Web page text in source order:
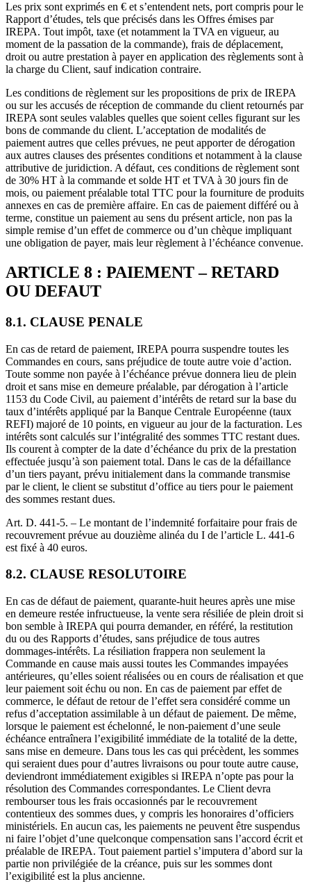
Les prix sont exprimés en € et s’entendent nets, port compris pour le
Rapport d’études, tels que précisés dans les Offres émises par
IREPA. Tout impôt, taxe (et notamment la TVA en vigueur, au
moment de la passation de la commande), frais de déplacement,
droit ou autre prestation à payer en application des règlements sont à
la charge du Client, sauf indication contraire.
Les conditions de règlement sur les propositions de prix de IREPA
ou sur les accusés de réception de commande du client retournés par
IREPA sont seules valables quelles que soient celles figurant sur les
bons de commande du client. L’acceptation de modalités de
paiement autres que celles prévues, ne peut apporter de dérogation
aux autres clauses des présentes conditions et notamment à la clause
attributive de juridiction. A défaut, ces conditions de règlement sont
de 30% HT à la commande et solde HT et TVA à 30 jours fin de
mois, ou paiement préalable total TTC pour la fourniture de produits
annexes en cas de première affaire. En cas de paiement différé ou à
terme, constitue un paiement au sens du présent article, non pas la
simple remise d’un effet de commerce ou d’un chèque impliquant
une obligation de payer, mais leur règlement à l’échéance convenue.
ARTICLE 8 : PAIEMENT – RETARD
OU DEFAUT
8.1. CLAUSE PENALE
En cas de retard de paiement, IREPA pourra suspendre toutes les
Commandes en cours, sans préjudice de toute autre voie d’action.
Toute somme non payée à l’échéance prévue donnera lieu de plein
droit et sans mise en demeure préalable, par dérogation à l’article
1153 du Code Civil, au paiement d’intérêts de retard sur la base du
taux d’intérêts appliqué par la Banque Centrale Européenne (taux
REFI) majoré de 10 points, en vigueur au jour de la facturation. Les
intérêts sont calculés sur l’intégralité des sommes TTC restant dues.
Ils courent à compter de la date d’échéance du prix de la prestation
effectuée jusqu’à son paiement total. Dans le cas de la défaillance
d’un tiers payant, prévu initialement dans la commande transmise
par le client, le client se substitut d’office au tiers pour le paiement
des sommes restant dues.
Art. D. 441-5. – Le montant de l’indemnité forfaitaire pour frais de
recouvrement prévue au douzième alinéa du I de l’article L. 441-6
est fixé à 40 euros.
8.2. CLAUSE RESOLUTOIRE
En cas de défaut de paiement, quarante-huit heures après une mise
en demeure restée infructueuse, la vente sera résiliée de plein droit si
bon semble à IREPA qui pourra demander, en référé, la restitution
du ou des Rapports d’études, sans préjudice de tous autres
dommages-intérêts. La résiliation frappera non seulement la
Commande en cause mais aussi toutes les Commandes impayées
antérieures, qu’elles soient réalisées ou en cours de réalisation et que
leur paiement soit échu ou non. En cas de paiement par effet de
commerce, le défaut de retour de l’effet sera considéré comme un
refus d’acceptation assimilable à un défaut de paiement. De même,
lorsque le paiement est échelonné, le non-paiement d’une seule
échéance entraînera l’exigibilité immédiate de la totalité de la dette,
sans mise en demeure. Dans tous les cas qui précèdent, les sommes
qui seraient dues pour d’autres livraisons ou pour toute autre cause,
deviendront immédiatement exigibles si IREPA n’opte pas pour la
résolution des Commandes correspondantes. Le Client devra
rembourser tous les frais occasionnés par le recouvrement
contentieux des sommes dues, y compris les honoraires d’officiers
ministériels. En aucun cas, les paiements ne peuvent être suspendus
ni faire l’objet d’une quelconque compensation sans l’accord écrit et
préalable de IREPA. Tout paiement partiel s’imputera d’abord sur la
partie non privilégiée de la créance, puis sur les sommes dont
l’exigibilité est la plus ancienne.